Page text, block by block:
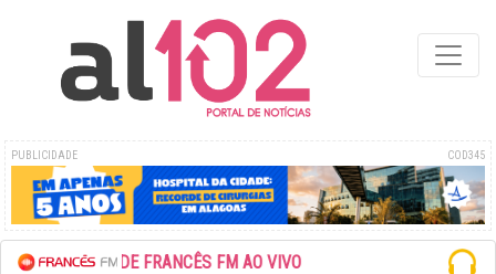
PUBLICIDADE COD345
A REDE FRANCÊS FM AO VIVO